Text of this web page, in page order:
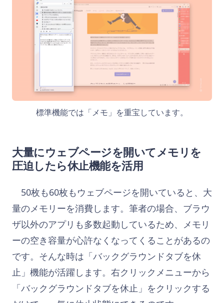
標準機能では「メモ」を重宝しています。
大量にウェブページを開いてメモリを
圧迫したら休止機能を活用
50枚も60枚もウェブページを開いていると、大
量のメモリーを消費します。筆者の場合、ブラウ
ザ以外のアプリも多数起動しているため、メモリ
ーの空き容量が心許なくなってくることがあるの
です。そんな時は「バックグラウンドタブを休
止」機能が活躍します。右クリックメニューから
「バックグラウンドタブを休止」をクリックする